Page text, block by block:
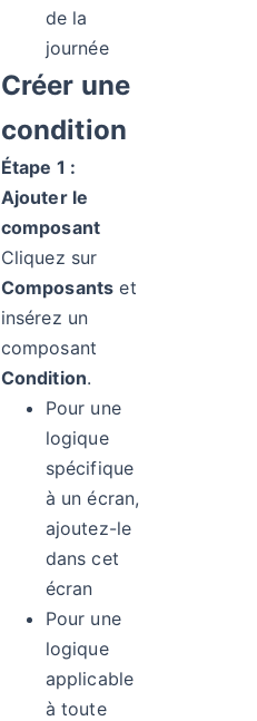
de la
journée
Créer une
condition
Étape 1 :
Ajouter le
composant
Cliquez sur
Composants et
insérez un
composant
Condition.
Pour une
logique
spécifique
à un écran,
ajoutez-le
dans cet
écran
Pour une
logique
applicable
à toute